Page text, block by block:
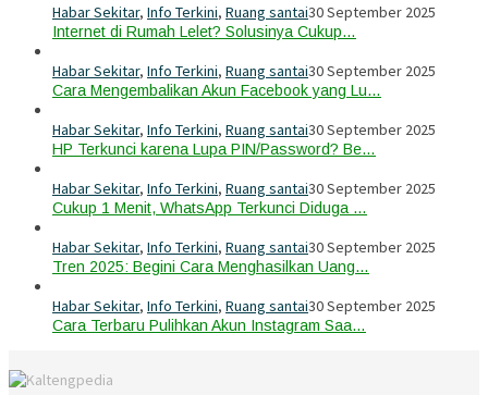
Habar Sekitar, Info Terkini, Ruang santai30 September 2025
Internet di Rumah Lelet? Solusinya Cukup…
Habar Sekitar, Info Terkini, Ruang santai30 September 2025
Cara Mengembalikan Akun Facebook yang Lu…
Habar Sekitar, Info Terkini, Ruang santai30 September 2025
HP Terkunci karena Lupa PIN/Password? Be…
Habar Sekitar, Info Terkini, Ruang santai30 September 2025
Cukup 1 Menit, WhatsApp Terkunci Diduga …
Habar Sekitar, Info Terkini, Ruang santai30 September 2025
Tren 2025: Begini Cara Menghasilkan Uang…
Habar Sekitar, Info Terkini, Ruang santai30 September 2025
Cara Terbaru Pulihkan Akun Instagram Saa…